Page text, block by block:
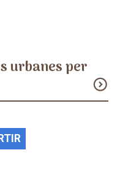
urbanes per
expand_circle_down